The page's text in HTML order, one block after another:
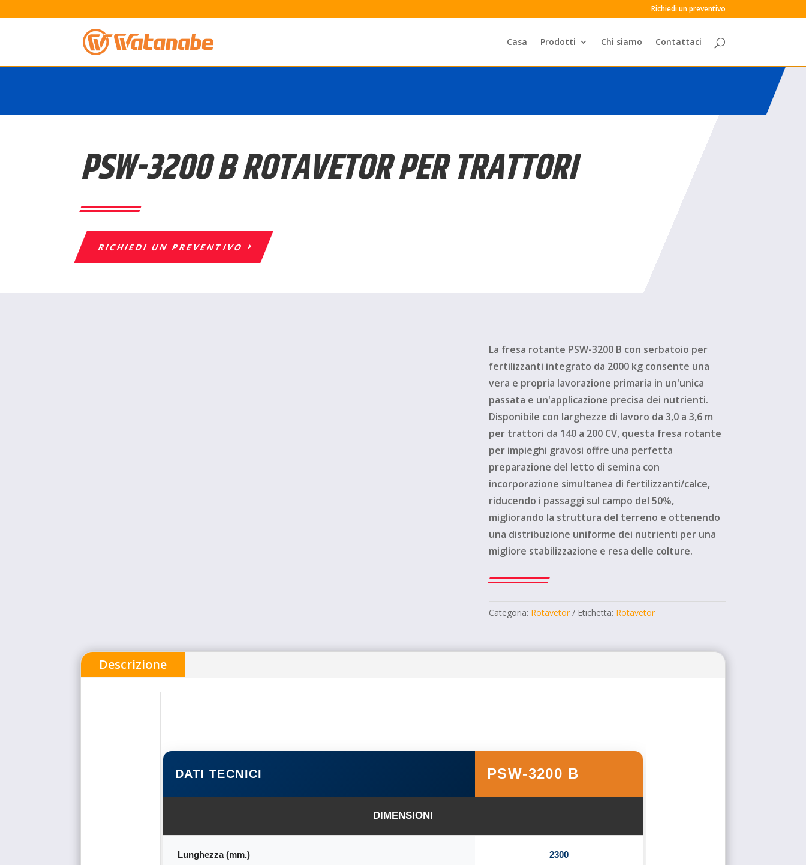
Richiedi un preventivo
Casa Prodotti Chi siamo Contattaci
PSW-3200 B ROTAVETOR PER TRATTORI
RICHIEDI UN PREVENTIVO
La fresa rotante PSW-3200 B con serbatoio per
fertilizzanti integrato da 2000 kg consente una
vera e propria lavorazione primaria in un'unica
passata e un'applicazione precisa dei nutrienti.
Disponibile con larghezze di lavoro da 3,0 a 3,6 m
per trattori da 140 a 200 CV, questa fresa rotante
per impieghi gravosi offre una perfetta
preparazione del letto di semina con
incorporazione simultanea di fertilizzanti/calce,
riducendo i passaggi sul campo del 50%,
migliorando la struttura del terreno e ottenendo
una distribuzione uniforme dei nutrienti per una
migliore stabilizzazione e resa delle colture.
Categoria: Rotavetor Etichetta: Rotavetor
Descrizione
DATI TECNICI PSW-3200 B
DIMENSIONI
Lunghezza (mm.) 2300